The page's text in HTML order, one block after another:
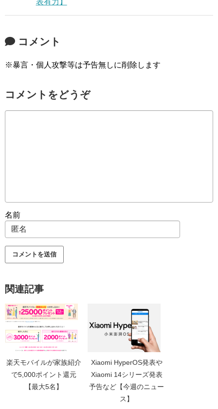
表有力】
コメント
※暴言・個人攻撃等は予告無しに削除します
コメントをどうぞ
名前
関連記事
楽天モバイルが家族紹介
で5,000ポイント還元
【最大5名】
Xiaomi HyperOS発表や
Xiaomi 14シリーズ発表
予告など【今週のニュー
ス】